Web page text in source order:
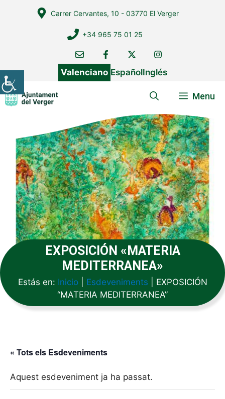
Carrer Cervantes, 10 - 03770 El Verger
+34 965 75 01 25
Valenciano EspañolInglés
Menu
EXPOSICIÓN «MATERIA
MEDITERRANEA»
Estás en: Inicio| Esdeveniments
EXPOSICIÓN
“MATERIA MEDITERRANEA”
« Tots els Esdeveniments
Aquest esdeveniment ja ha passat.